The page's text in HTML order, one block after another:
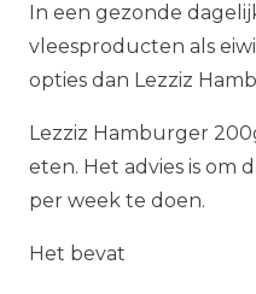
In een gezonde
vleesproducten als
opties dan Lezziz
Lezziz Hamburger
eten. Het advies is om
per week te doen.
Het bevat